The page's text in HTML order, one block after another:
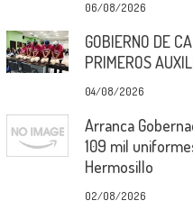
06/08/2026
GOBIERNO DE
PRIMEROS
04/08/2026
Arranca
109 mil
Hermosillo
02/08/2026